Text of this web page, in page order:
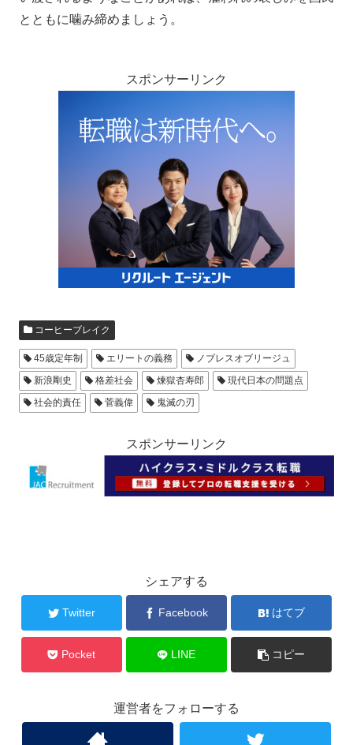
とともに噛み締めましょう。
スポンサーリンク
コーヒーブレイク
45歳定年制 エリートの義務
ノブレスオブリージュ
新浪剛史
格差社会 煉獄杏寿郎
現代日本の問題点
社会的責任
菅義偉 鬼滅の刃
スポンサーリンク
シェアする
Twitter Facebook はてブ
Pocket LINE コピー
運営者をフォローする